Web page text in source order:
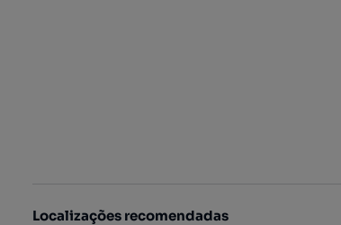
Localizações recomendadas